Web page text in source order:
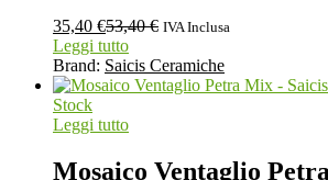
35,40 €53,40€ IVA Inclusa
Leggi tutto
Brand: Saicis Ceramiche
Stock
Leggi tutto
Mosaico Ventaglio